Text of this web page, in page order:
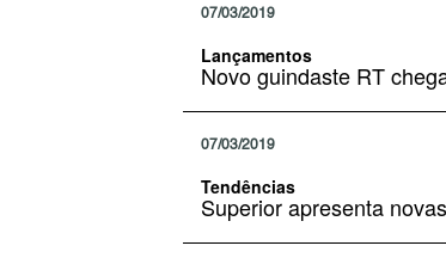
07/03/2019
Lançamentos
Novo guindaste RT
07/03/2019
Tendências
Superior apresenta